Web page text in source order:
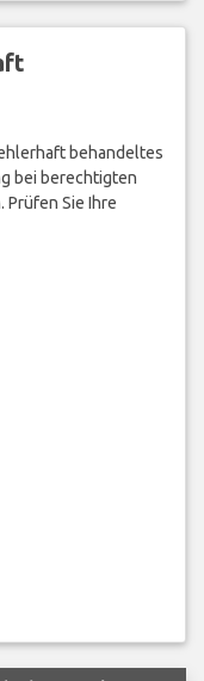
behandeltes
bei berechtigten
Sie Ihre